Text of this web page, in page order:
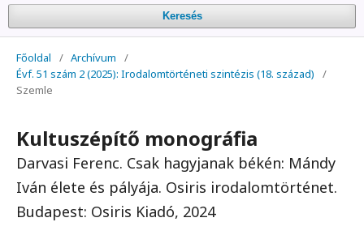
Keresés
Főoldal / Archívum
/
Évf. 51 szám 2 (2025): Irodalomtörténeti szintézis (18. század)
/
Szemle
Kultuszépítő monográfia
Darvasi Ferenc. Csak hagyjanak békén: Mándy
Iván élete és pályája. Osiris irodalomtörténet.
Budapest: Osiris Kiadó, 2024